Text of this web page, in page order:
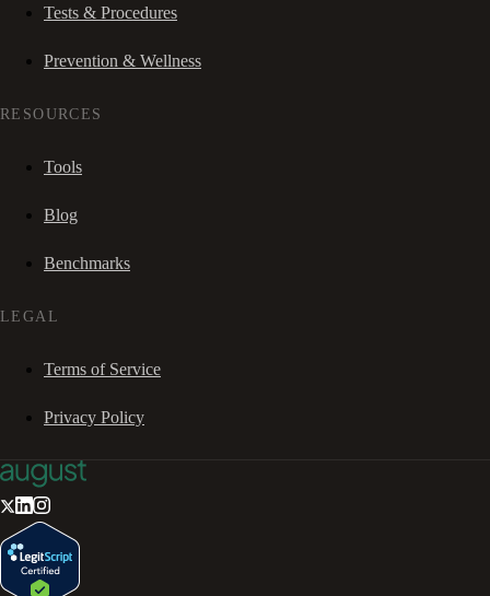
Tests & Procedures
Prevention & Wellness
RESOURCES
Tools
Blog
Benchmarks
LEGAL
Terms of Service
Privacy Policy